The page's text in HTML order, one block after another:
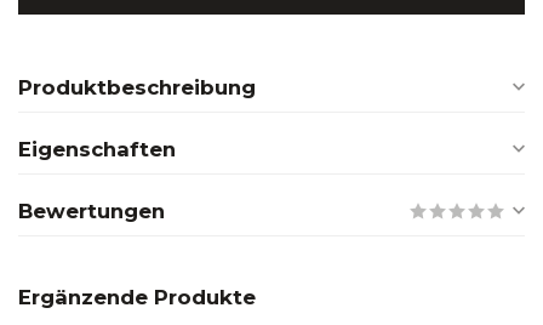
Produktbeschreibung
Eigenschaften
Bewertungen
Ergänzende Produkte